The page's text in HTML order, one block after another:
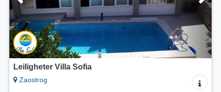
Leiligheter Villa Sofia
Zaostrog